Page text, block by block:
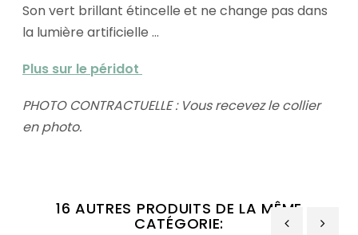
Son vert brillant étincelle et ne change pas dans
la lumière artificielle ...
Plus sur le péridot
PHOTO CONTRACTUELLE : Vous recevez le collier
en photo.
16 AUTRES PRODUITS DE LA MÊME
CATÉGORIE: